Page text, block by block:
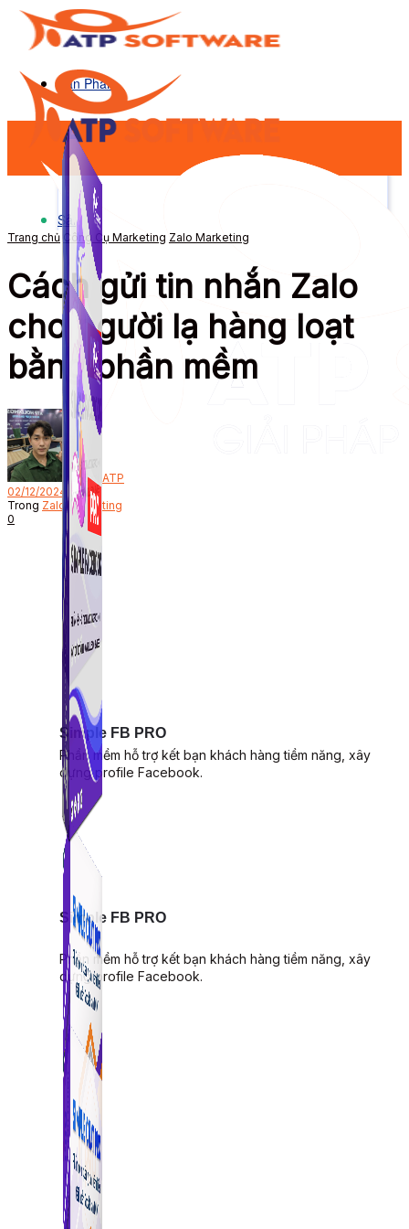
Sản Phẩm
Simple FB PRO
Phần mềm hỗ trợ kết bạn khách hàng tiềm năng, xây
dựng profile Facebook.
Sản Phẩm
Simple FB PRO
Phần mềm hỗ trợ kết bạn khách hàng tiềm năng, xây
dựng profile Facebook.
Trang chủ Công Cụ Marketing Zalo Marketing
Cách gửi tin nhắn Zalo
cho người lạ hàng loạt
bằng phần mềm
Bởi ATP
02/12/2024
Trong Zalo Marketing
0